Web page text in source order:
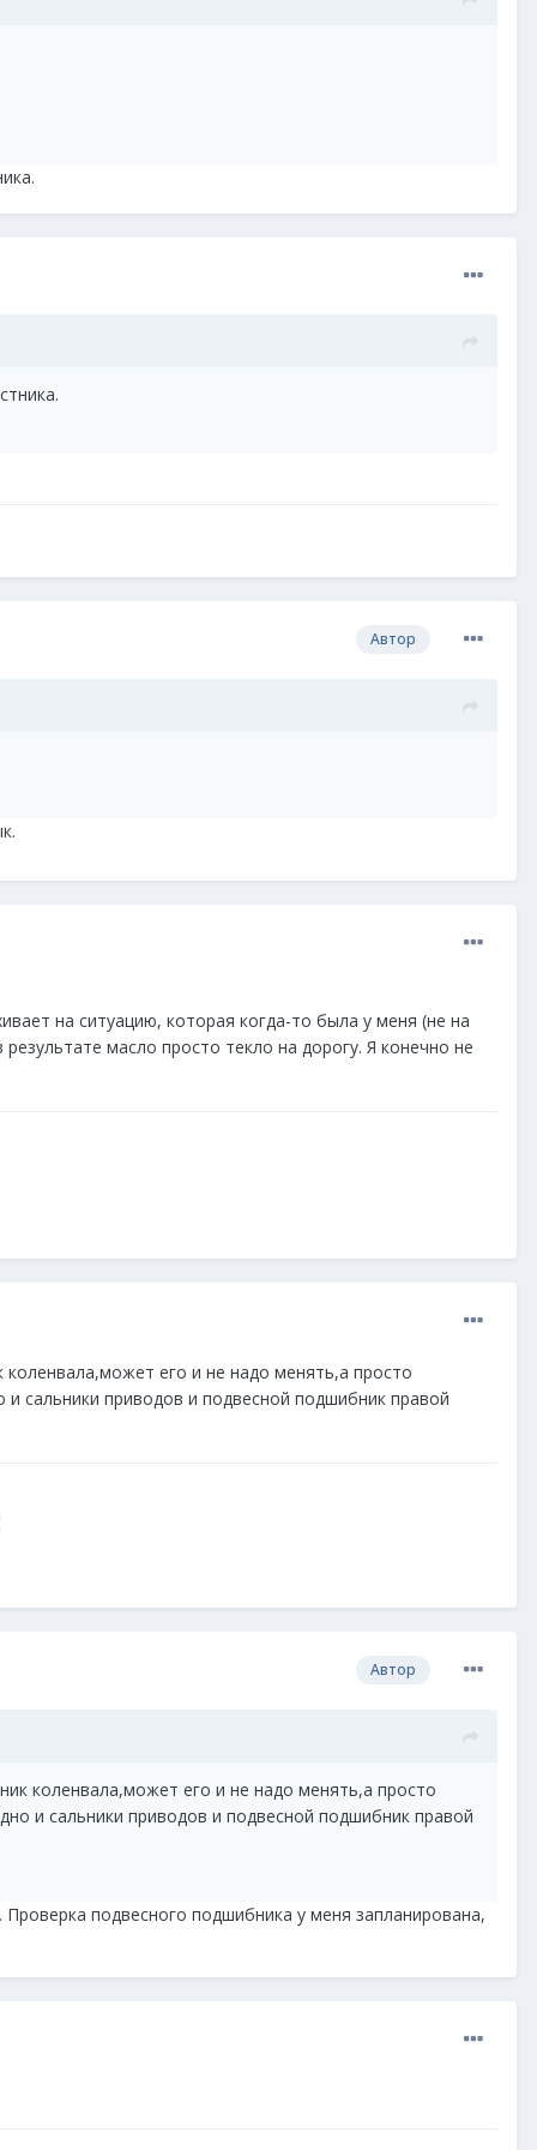
Автор
на ситуацию, которая когда-то была у меня (не на
масло просто текло на дорогу. Я конечно не
коленвала,может его и не надо менять,а просто
сальники приводов и подвесной подшибник правой
Автор
коленвала,может его и не надо менять,а просто
и сальники приводов и подвесной подшибник правой
подвесного подшибника у меня запланирована,